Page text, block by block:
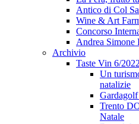
Antico di Col
Wine & Art
Concorso
Andrea Simone
Archivio
Taste Vin 6/2022
Un
natalizie
Trento
Natale